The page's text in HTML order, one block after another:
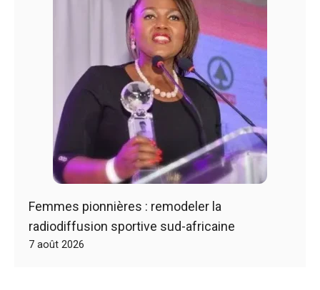
Femmes pionnières : remodeler la
radiodiffusion sportive sud-africaine
7 août 2026